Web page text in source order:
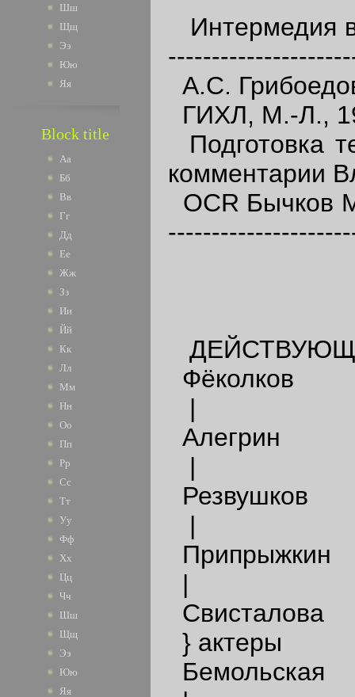
Шш
Щщ
Ээ
Юю
Яя
Block title
Аа
Бб
Вв
Гг
Дд
Ее
Жж
Зз
Ии
Йй
Кк
Лл
Мм
Нн
Оо
Пп
Рр
Сс
Тт
Уу
Фф
Хх
Цц
Чч
Шш
Щщ
Ээ
Юю
Яя
Интермедия
А.С.
ГИХЛ, М.-Л.,
Подготовка
комментарии
OCR Бычков
Фёколков
|
Алегрин
|
Резвушков
|
Припрыжкин
|
Свисталова
} актеры
Бемольская